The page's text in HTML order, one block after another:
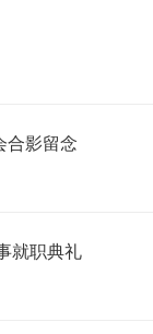
合影留念
就职典礼